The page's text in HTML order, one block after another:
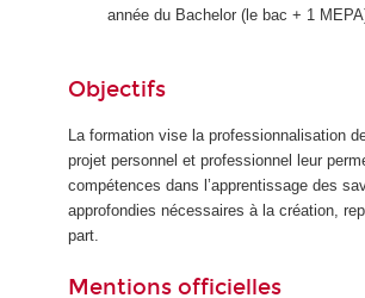
année du Bachelor (le bac + 1
Objectifs
La formation vise la professionnalisation
projet personnel et professionnel leur
compétences dans l’apprentissage des
approfondies nécessaires à la création,
part.
Mentions officielles